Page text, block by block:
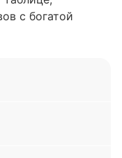
с богатой
пяти играх,